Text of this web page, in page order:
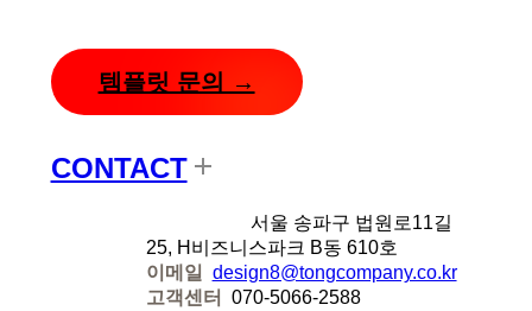
템플릿 문의 →
CONTACT
서울 송파구 법원로11길
25, H비즈니스파크 B동 610호
이메일
design8@tongcompany.co.kr
고객센터
070-5066-2588